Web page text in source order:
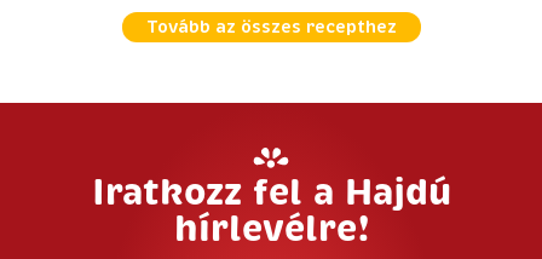
Tovább az összes recepthez
Iratkozz fel a Hajdú
hírlevélre!